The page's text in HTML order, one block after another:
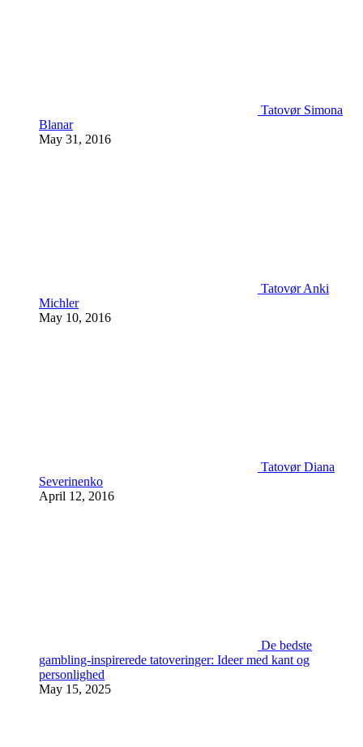
Tatovør Simona
Blanar
May 31, 2016
Tatovør Anki
Michler
May 10, 2016
Tatovør Diana
Severinenko
April 12, 2016
De bedste
gambling-inspirerede tatoveringer: Ideer med kant og
personlighed
May 15, 2025